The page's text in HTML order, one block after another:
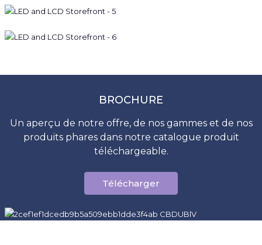
BROCHURE
Un aperçu de notre offre, de nos gammes et de nos
produits phares dans notre catalogue produit
téléchargeable.
Télécharger